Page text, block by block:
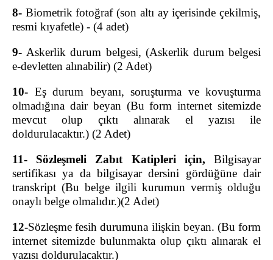
DİYARBAKIR İCRA MÜDÜRLÜKLERİ (İLETİŞİM)
BİLGİ İŞLEM MÜD.
BİLGİ İŞLEM MÜDÜRLÜĞÜ
PORTAL ŞİFRESİ ALMA (UYAP ŞİFRESİ)
E-İMZA BAŞVURU YAPMA
E-İMZA YENİ ŞİFRE ALMA
E-İMZA GEÇERLİLİK SÜRESİ KONTROLÜ
E-İMZA ŞİFRESİNİ DEĞİŞTİRME
E-İMZA KAYIP ÇALINTI SÜRECİ
E-ONAY İŞLEMLERİ
KISAYOL VE OTOMATİK METİN İŞLEMLERİ
BİLGİSAYAR AÇILIŞ ŞİFRESİ ALMA
HABERCİ ŞİFRESİ ALMA
MAİL ŞİFRESİ ALMA
8- Biometrik fotoğraf (son altı ay içerisinde çekilmiş,
resmi kıyafetle) - (4 adet)
9- Askerlik durum belgesi, (Askerlik durum belgesi
e-devletten alınabilir) (2 Adet)
10- Eş durum beyanı, soruşturma ve kovuşturma
olmadığına dair beyan (Bu form internet sitemizde
mevcut olup çıktı alınarak el yazısı ile
doldurulacaktır.) (2 Adet)
11- Sözleşmeli Zabıt Katipleri için, Bilgisayar
sertifikası ya da bilgisayar dersini gördüğüne dair
transkript (Bu belge ilgili kurumun vermiş olduğu
onaylı belge olmalıdır.)(2 Adet)
12-Sözleşme fesih durumuna ilişkin beyan. (Bu form
internet sitemizde bulunmakta olup çıktı alınarak el
yazısı doldurulacaktır.)